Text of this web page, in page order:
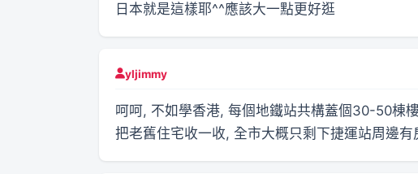
日本就是這樣耶^^應該大一點更好逛
yljimmy
呵呵, 不如學香港, 每個地鐵站共構蓋個30-50棟
把老舊住宅收一收, 全市大概只剩下捷運站周邊